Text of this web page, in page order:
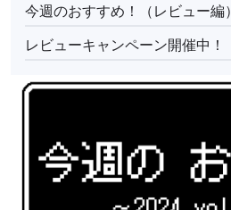
今週のおすすめ！（レビュー編）
レビューキャンペーン開催中！